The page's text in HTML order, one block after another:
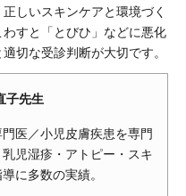
しいスキンケアと環境づく
すと「とびひ」などに悪化
切な受診判断が大切です。
子先生
門医／小児皮膚疾患を専門
児湿疹・アトピー・スキ
に多数の実績。